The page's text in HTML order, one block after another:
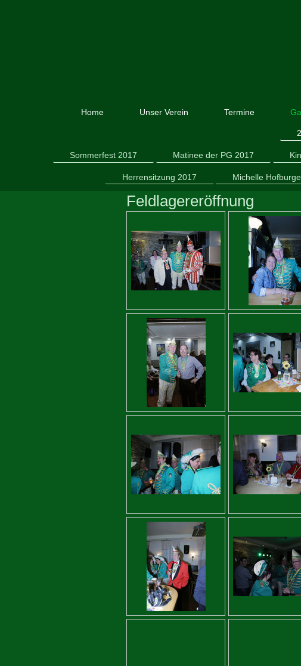
Home Unser Verein Termine
Sommerfest 2017 Matinee der PG 2017
Herrensitzung 2017 Michelle
Feldlagereröffnung